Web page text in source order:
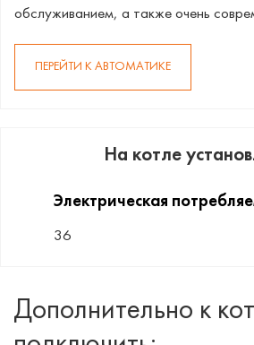
обслуживанием, а также очень
ПЕРЕЙТИ К АВТОМАТИКЕ
На котле
Электрическая
36
Дополнительно к